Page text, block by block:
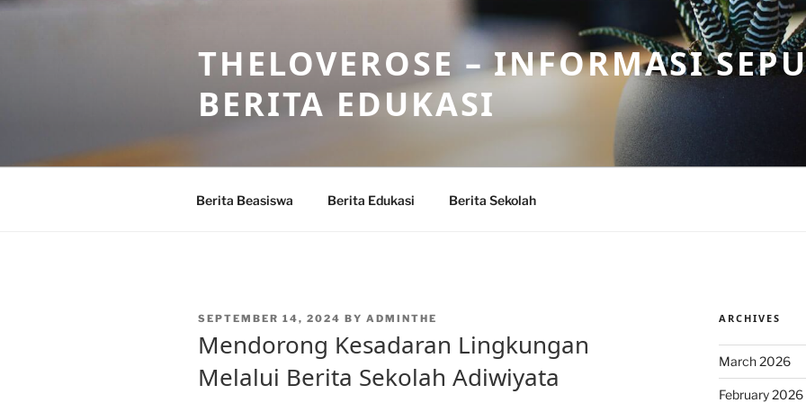
Skip
THELOVEROSE – INFORMASI
BERITA EDUKASI
Berita Beasiswa Berita Edukasi Berita Sekolah
POSTED
SEPTEMBER 14, 2024 BY ADMINTHE
Mendorong Kesadaran Lingkungan
Melalui Berita Sekolah Adiwiyata
ARCHIVES
March 2026
February 2026